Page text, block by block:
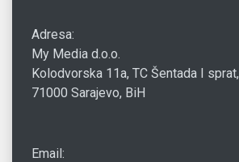
Adresa:
My Media d.o.o.
Kolodvorska 11a, TC Šentada I sprat,
71000 Sarajevo, BiH
Email: